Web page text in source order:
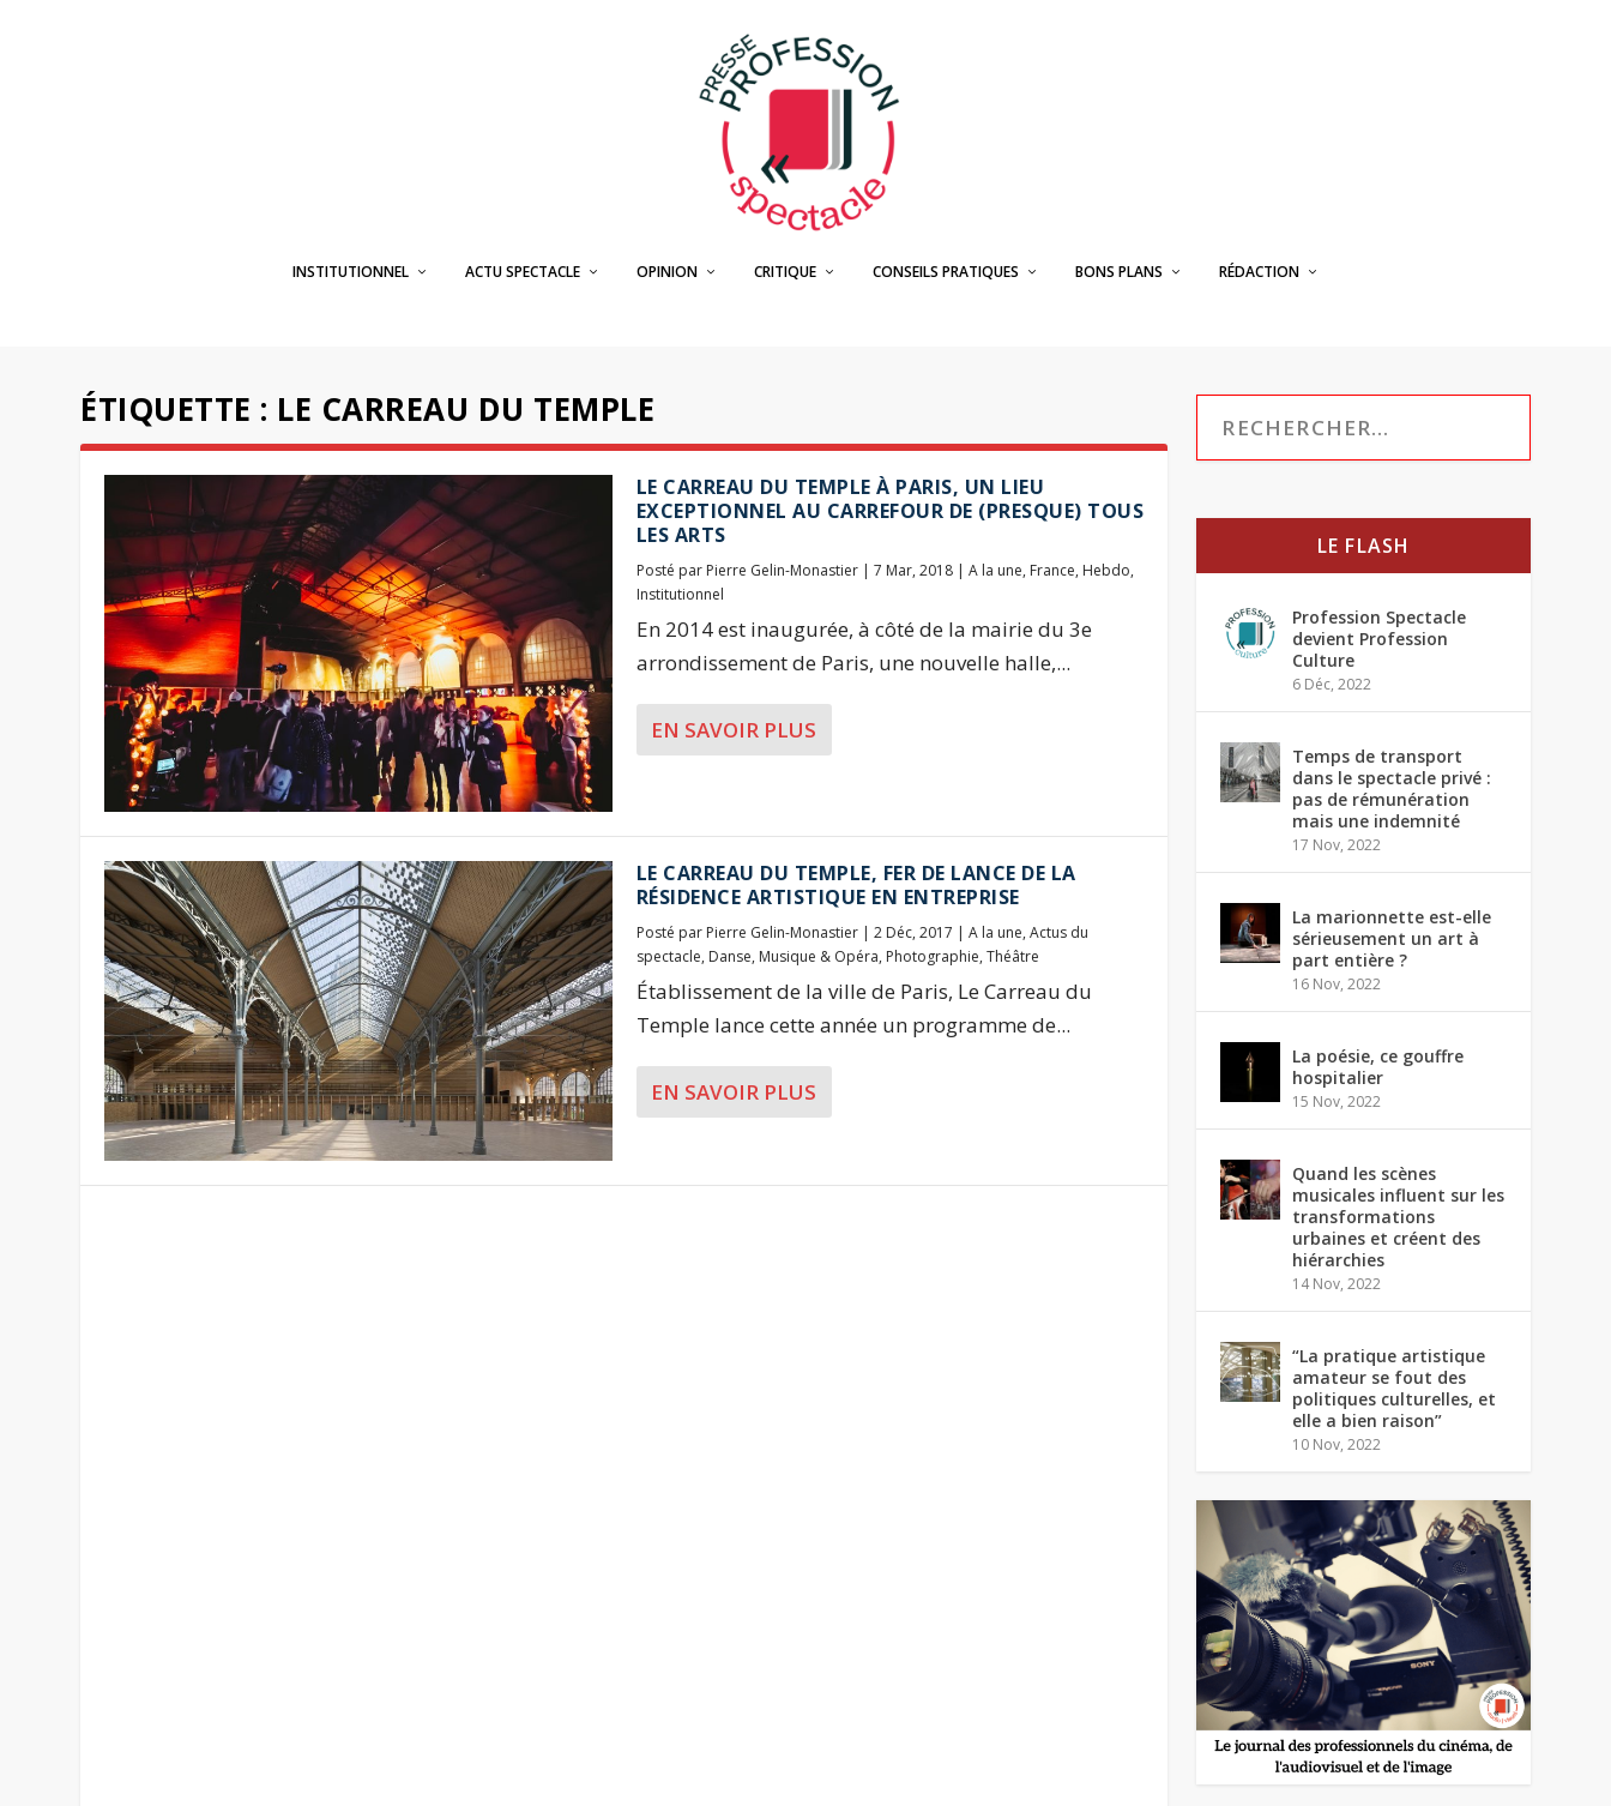
INSTITUTIONNEL ACTU SPECTACLE OPINION CRITIQUE CONSEILS PRATIQUES BONS PLANS RÉDACTION
ÉTIQUETTE : LE CARREAU DU TEMPLE
LE CARREAU DU TEMPLE À PARIS, UN LIEU
EXCEPTIONNEL AU CARREFOUR DE (PRESQUE) TOUS
LES ARTS
Posté par Pierre Gelin-Monastier| 7 Mar, 2018| A la une, France, Hebdo,
Institutionnel
En 2014 est inaugurée, à côté de la mairie du 3e
arrondissement de Paris, une nouvelle halle,...
EN SAVOIR PLUS
LE CARREAU DU TEMPLE, FER DE LANCE DE LA
RÉSIDENCE ARTISTIQUE EN ENTREPRISE
Posté par Pierre Gelin-Monastier| 2 Déc, 2017 | A la une, Actus du
spectacle, Danse, Musique & Opéra, Photographie, Théâtre
Établissement de la ville de Paris, Le Carreau du
Temple lance cette année un programme de...
EN SAVOIR PLUS
LE FLASH
Profession Spectacle
devient Profession
Culture
6 Déc, 2022
Temps de transport
dans le spectacle privé :
pas de rémunération
mais une indemnité
17 Nov, 2022
La marionnette est-elle
sérieusement un art à
part entière ?
16 Nov, 2022
La poésie, ce gouffre
hospitalier
15 Nov, 2022
Quand les scènes
musicales influent sur les
transformations
urbaines et créent des
hiérarchies
14 Nov, 2022
“La pratique artistique
amateur se fout des
politiques culturelles, et
elle a bien raison”
10 Nov, 2022